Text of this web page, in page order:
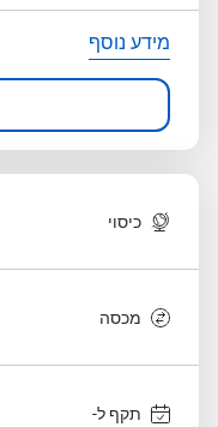
מידע נוסף
כיסוי
מכסה
תקף ל-